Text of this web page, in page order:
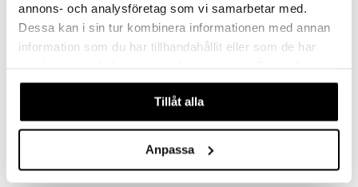
annons- och analysföretag som vi samarbetar med.
Dessa kan i sin tur kombinera informationen med annan
information som du har tillhandahållit eller som de har
våra cookies vid fortsatt användande av vår webbplats.
Tillåt alla
Anpassa
Hydroxyhydrocinnamate, Tocopherol, Synthetic Fluorphlogopite,
Calcium Aluminum Borosilicate, Calcium Sodium Borosilicate, Silica,
Dicalcium Phosphate, Tin Oxide, CI 77891, CI 77491, CI 77492, CI
This list of ingredients represents the formulation that is currently
being supplied by us as a manufacturer, please note that it does not
take into consideration possible previous/alternative versions available
for sale. There is however printed list of ingredients on each individual
product that is valid at all times, so we recommend that consumers
always check ingredient list on product packaging for correct
information of the content.